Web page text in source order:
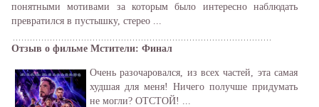
понятными мотивами за которым было интересно наблюдать
превратился в пустышку, стерео ...
Отзыв о фильме Мстители: Финал
Очень разочаровался, из всех частей, эта самая
худшая для меня! Ничего получше придумать
не могли? ОТСТОЙ! ...